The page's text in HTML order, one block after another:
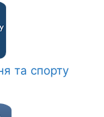
та спорту